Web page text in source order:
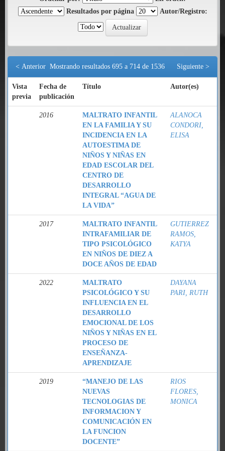
Resultados por página
Autor/Registro:
Mostrando resultados 695 a 714 de 1536
< Anterior Siguiente >
Vista
previa
Fecha de
publicación
Título Autor(es)
2016
MALTRATO INFANTIL
EN LA FAMILIA Y SU
INCIDENCIA EN LA
AUTOESTIMA DE
NIÑOS Y NIÑAS EN
EDAD ESCOLAR DEL
CENTRO DE
DESARROLLO
INTEGRAL “AGUA DE
LA VIDA”
ALANOCA
CONDORI,
ELISA
2017
MALTRATO INFANTIL
INTRAFAMILIAR DE
TIPO PSICOLÓGICO
EN NIÑOS DE DIEZ A
DOCE AÑOS DE EDAD
GUTIERREZ
RAMOS,
KATYA
2022
MALTRATO
PSICOLÓGICO Y SU
INFLUENCIA EN EL
DESARROLLO
EMOCIONAL DE LOS
NIÑOS Y NIÑAS EN EL
PROCESO DE
ENSEÑANZA-
APRENDIZAJE
DAYANA
PARI, RUTH
2019
“MANEJO DE LAS
NUEVAS
TECNOLOGIAS DE
INFORMACION Y
COMUNICACIÓN EN
LA FUNCION
DOCENTE”
RIOS
FLORES,
MONICA